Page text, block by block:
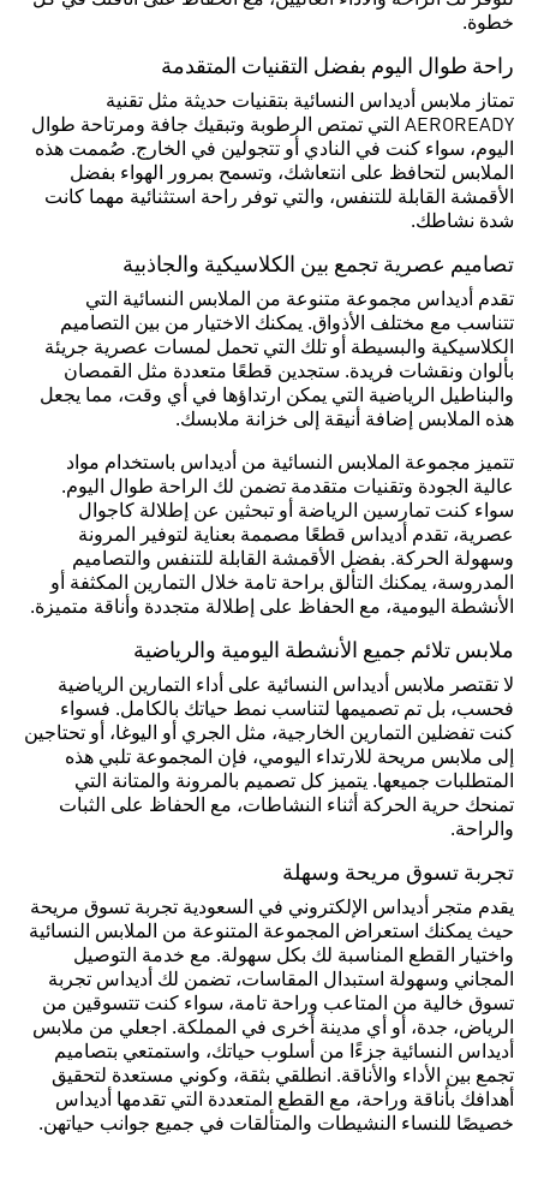
خطوة.
راحة طوال اليوم بفضل التقنيات المتقدمة
تمتاز ملابس أديداس النسائية بتقنيات حديثة مثل تقنية
AEROREADY التي تمتص الرطوبة وتبقيك جافة ومرتاحة طوال
اليوم، سواء كنت في النادي أو تتجولين في الخارج. صُممت هذه
الملابس لتحافظ على انتعاشك، وتسمح بمرور الهواء بفضل
الأقمشة القابلة للتنفس، والتي توفر راحة استثنائية مهما كانت
شدة نشاطك.
تصاميم عصرية تجمع بين الكلاسيكية والجاذبية
تقدم أديداس مجموعة متنوعة من الملابس النسائية التي
تتناسب مع مختلف الأذواق. يمكنك الاختيار من بين التصاميم
الكلاسيكية والبسيطة أو تلك التي تحمل لمسات عصرية جريئة
بألوان ونقشات فريدة. ستجدين قطعًا متعددة مثل القمصان
والبناطيل الرياضية التي يمكن ارتداؤها في أي وقت، مما يجعل
هذه الملابس إضافة أنيقة إلى خزانة ملابسك.
تتميز مجموعة الملابس النسائية من أديداس باستخدام مواد
عالية الجودة وتقنيات متقدمة تضمن لك الراحة طوال اليوم.
سواء كنت تمارسين الرياضة أو تبحثين عن إطلالة كاجوال
عصرية، تقدم أديداس قطعًا مصممة بعناية لتوفير المرونة
وسهولة الحركة. بفضل الأقمشة القابلة للتنفس والتصاميم
المدروسة، يمكنك التألق براحة تامة خلال التمارين المكثفة أو
الأنشطة اليومية، مع الحفاظ على إطلالة متجددة وأناقة متميزة.
ملابس تلائم جميع الأنشطة اليومية والرياضية
لا تقتصر ملابس أديداس النسائية على أداء التمارين الرياضية
فحسب، بل تم تصميمها لتناسب نمط حياتك بالكامل. فسواء
كنت تفضلين التمارين الخارجية، مثل الجري أو اليوغا، أو تحتاجين
إلى ملابس مريحة للارتداء اليومي، فإن المجموعة تلبي هذه
المتطلبات جميعها. يتميز كل تصميم بالمرونة والمتانة التي
تمنحك حرية الحركة أثناء النشاطات، مع الحفاظ على الثبات
والراحة.
تجربة تسوق مريحة وسهلة
يقدم متجر أديداس الإلكتروني في السعودية تجربة تسوق مريحة
حيث يمكنك استعراض المجموعة المتنوعة من الملابس النسائية
واختيار القطع المناسبة لك بكل سهولة. مع خدمة التوصيل
المجاني وسهولة استبدال المقاسات، تضمن لك أديداس تجربة
تسوق خالية من المتاعب وراحة تامة، سواء كنت تتسوقين من
الرياض، جدة، أو أي مدينة أخرى في المملكة. اجعلي من ملابس
أديداس النسائية جزءًا من أسلوب حياتك، واستمتعي بتصاميم
تجمع بين الأداء والأناقة. انطلقي بثقة، وكوني مستعدة لتحقيق
أهدافك بأناقة وراحة، مع القطع المتعددة التي تقدمها أديداس
خصيصًا للنساء النشيطات والمتألقات في جميع جوانب حياتهن.